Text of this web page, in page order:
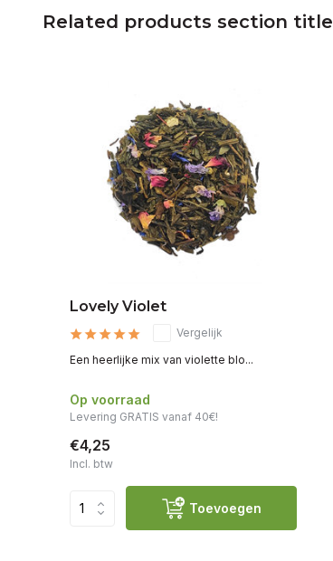
Related products section title
Lovely Violet
Vergelijk
Een heerlijke mix van violette blo...
Op voorraad
Levering GRATIS vanaf 40€!
€4,25
Incl. btw
Toevoegen